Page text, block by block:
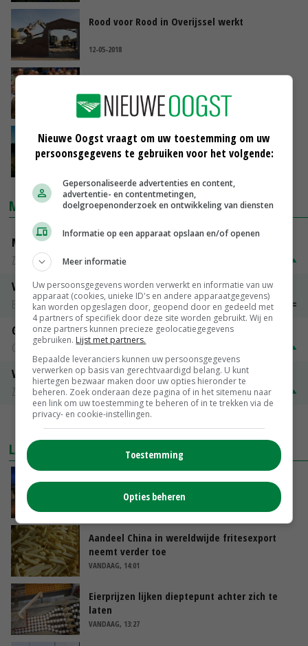
Rood voor Rood in Overijssel werkt
12-05-2018
Agrarische opslag op bedrijventerreinen
Zuid-Limburg
09-05-2018
Kamer eist actie tegen lege schuren en
stallen
MARKTPRIJZEN
Magere melkpoeder
Zuivel NL
Vleeskuikens 2001-2600 gr
Barneveld
€ 1,09~ € 1,11
Gerst
Groningen
Volle melkpoeder
Zuivel NL
€ 345,00 € 20,00
LAATSTE NIEUWS
Nettowinst Royal A-ware onder druk ondanks
hogere omzet
Aandeel China in wereldwijde fritesexport
neemt verder toe
VANDAAG, 14:01
Eierprijzen lijken dieptepunt achter zich te
laten
VANDAAG, 13:27
Nieuwe Oogst vraagt om uw toestemming om uw
persoonsgegevens te gebruiken voor het volgende:
Gepersonaliseerde advertenties en content,
advertentie- en contentmetingen,
doelgroepenonderzoek en ontwikkeling van diensten
Informatie op een apparaat opslaan en/of openen
Meer informatie
Uw persoonsgegevens worden verwerkt en informatie van uw
apparaat (cookies, unieke ID's en andere apparaatgegevens)
kan worden opgeslagen door, geopend door en gedeeld met
4 partners of specifiek door deze site worden gebruikt. Wij en
onze partners kunnen precieze geolocatiegegevens
gebruiken. Lijst met partners.
Bepaalde leveranciers kunnen uw persoonsgegevens
verwerken op basis van gerechtvaardigd belang. U kunt
hiertegen bezwaar maken door uw opties hieronder te
beheren. Zoek onderaan deze pagina of in het sitemenu naar
een link om uw toestemming te beheren of in te trekken via de
privacy- en cookie-instellingen.
Toestemming
Opties beheren